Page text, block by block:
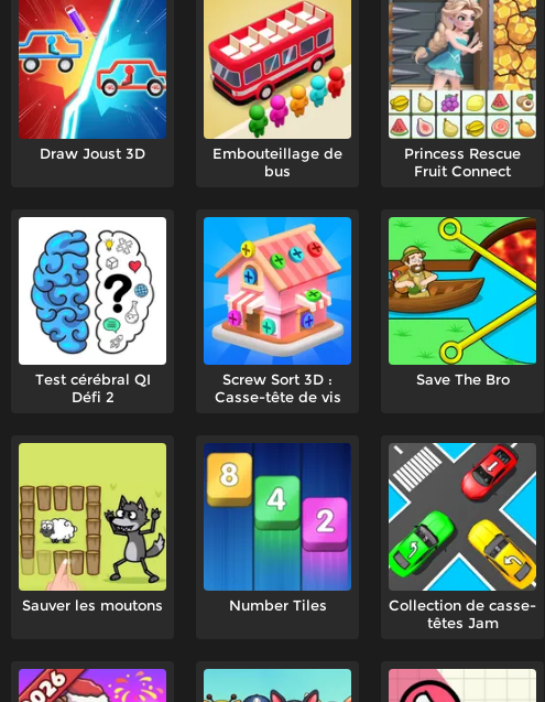
Draw Joust 3D
Embouteillage de
bus
Princess Rescue
Fruit Connect
Test cérébral QI
Défi 2
Screw Sort 3D :
Casse-tête de vis
Save The Bro
Sauver les moutons Number Tiles
Collection de casse-
têtes Jam